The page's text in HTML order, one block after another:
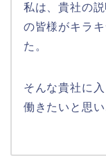
私は、貴社の
の皆様がキラ
た。
そんな貴社に
働きたいと思い